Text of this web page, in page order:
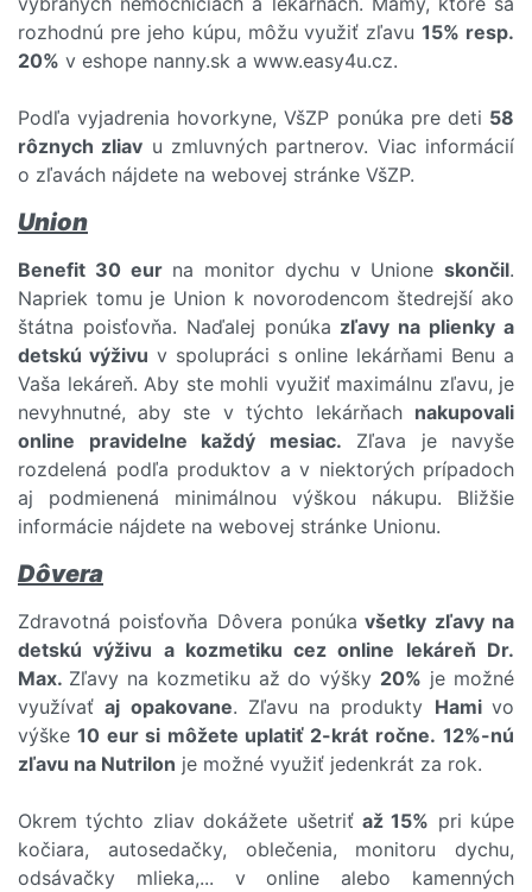
rozhodnú pre jeho kúpu, môžu využiť zľavu15% resp.
20% v eshope nanny.sk a www.easy4u.cz.
Podľa vyjadrenia hovorkyne, VšZP ponúka pre deti 58
rôznych zliav u zmluvných partnerov. Viac informácií
o zľavách nájdete na webovej stránke VšZP.
Union
Benefit 30 eurna monitor dychu v Unione skončil.
Napriek tomu je Union k novorodencom štedrejší ako
štátna poisťovňa. Naďalej ponúka zľavy na plienky a
detskú výživu v spolupráci s online lekárňami Benu a
Vaša lekáreň. Aby ste mohli využiť maximálnu zľavu, je
nevyhnutné, aby ste v týchto lekárňach nakupovali
online pravidelne každý mesiac. Zľava je navyše
rozdelená podľa produktov a v niektorých prípadoch
aj podmienená minimálnou výškou nákupu. Bližšie
informácie nájdete na webovej stránke Unionu.
Dôvera
Zdravotná poisťovňa Dôvera ponúka všetky zľavy na
detskú výživu a kozmetiku cez online lekáreň Dr.
Max. Zľavy na kozmetiku až do výšky 20% je možné
využívaťaj opakovane. Zľavu na produkty Hamivo
výške10 eur si môžete uplatiť 2-krát ročne. 12%-nú
zľavu na Nutrilon je možné využiť jedenkrát za rok.
Okrem týchto zliav dokážete ušetriť až 15% pri kúpe
kočiara, autosedačky, oblečenia, monitoru dychu,
odsávačky mlieka,... v online alebo kamenných